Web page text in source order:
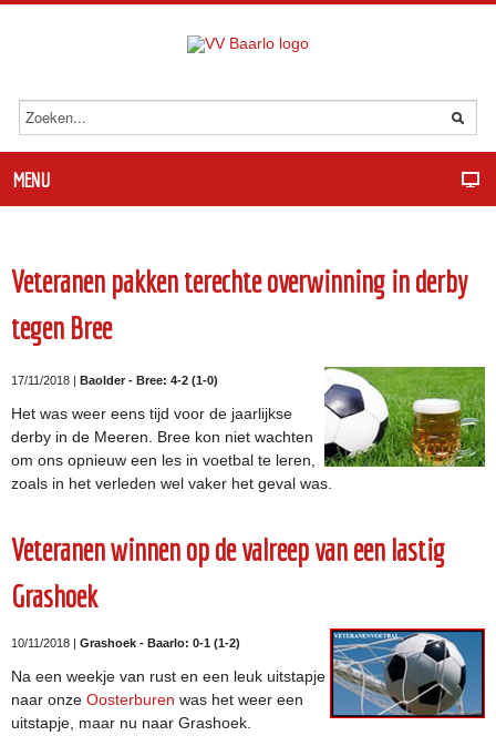
MENU
Veteranen pakken terechte overwinning in derby
tegen Bree
17/11/2018 | Baolder - Bree: 4-2 (1-0)
Het was weer eens tijd voor de jaarlijkse
derby in de Meeren. Bree kon niet wachten
om ons opnieuw een les in voetbal te leren,
zoals in het verleden wel vaker het geval was.
Veteranen winnen op de valreep van een lastig
Grashoek
10/11/2018 | Grashoek - Baarlo: 0-1 (1-2)
Na een weekje van rust en een leuk uitstapje
naar onze Oosterburen was het weer een
uitstapje, maar nu naar Grashoek.